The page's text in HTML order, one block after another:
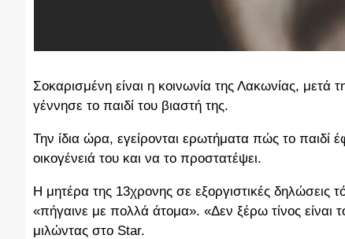
Σοκαρισμένη είναι η κοινωνία της Λακωνίας, μετά
γέννησε το παιδί του βιαστή της.
Την ίδια ώρα, εγείρονται ερωτήματα πώς το παιδί
οικογένειά του και να το προστατέψει.
Η μητέρα της 13χρονης σε εξοργιστικές δηλώσεις
«πήγαινε με πολλά άτομα». «Δεν ξέρω τίνος είναι
μιλώντας στο Star.